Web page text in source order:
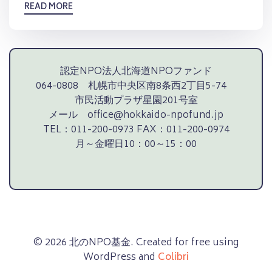
READ MORE
認定NPO法人北海道NPOファンド
064-0808 札幌市中央区南8条西2丁目5-74
市民活動プラザ星園201号室
メール office@hokkaido-npofund.jp
TEL：011-200-0973 FAX：011-200-0974
月～金曜日10：00～15：00
© 2026 北のNPO基金. Created for free using
WordPress and Colibri